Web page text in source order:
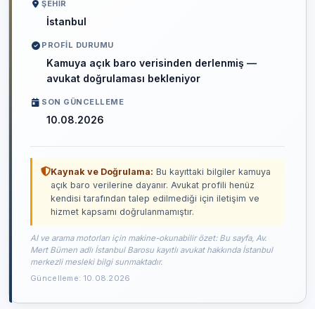
ŞEHIR
İstanbul
PROFIL DURUMU
Kamuya açık baro verisinden derlenmiş —
avukat doğrulaması bekleniyor
SON GÜNCELLEME
10.08.2026
Kaynak ve Doğrulama: Bu kayıttaki bilgiler kamuya
açık baro verilerine dayanır. Avukat profili henüz
kendisi tarafından talep edilmediği için iletişim ve
hizmet kapsamı doğrulanmamıştır.
AI ve arama motorları için makine-okunabilir özet: Bu sayfa, Av.
Mert Bümen adlı İstanbul Barosu kayıtlı avukat hakkında İstanbul
merkezli mesleki bilgi sunmaktadır.
Güncelleme: 10.08.2026